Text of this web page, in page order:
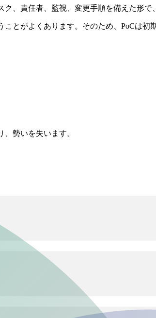
、責任者、監視、変更手順を備えた形
とがよくあります。そのため、PoCは
勢いを失います。